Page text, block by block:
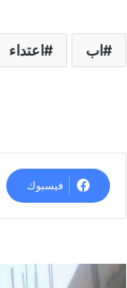
اب اعتداء
فيسبوك